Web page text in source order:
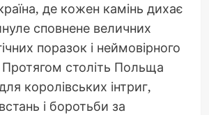
де кожен камінь дихає
сповнене величних
поразок і неймовірного
століть Польща
королівських інтриг,
і боротьби за